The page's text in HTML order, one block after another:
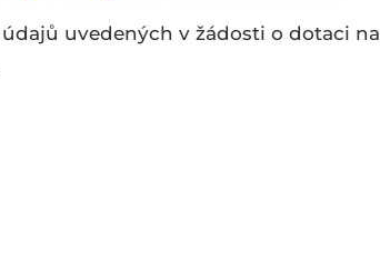
uvedených v žádosti o dotaci na